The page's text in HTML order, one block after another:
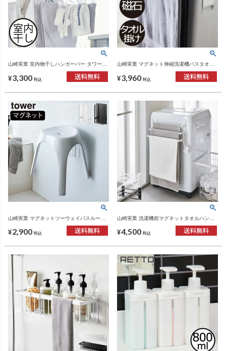
山崎実業 室内物干しハンガーバー タワー
tower | バスグッズ・タワーシリーズ
¥3,300 税込
山崎実業 マグネット伸縮洗濯機バスタオル
ハンガー タワー tower | バスグッズ・タワー
シリーズ
¥3,960 税込
山崎実業 マグネットツーウェイバスルーム
ズ・タワーシリーズ
¥2,900 税込
山崎実業 洗濯機前マグネットタオルハンガ
リーズ
¥4,500 税込